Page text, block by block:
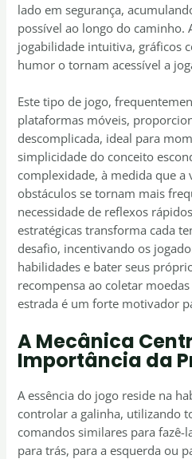
lado em segurança,
possível ao longo do caminho.
jogabilidade intuitiva, gráficos
humor o tornam acessível a
Este tipo de jogo,
plataformas móveis,
descomplicada, ideal para
simplicidade do conceito
complexidade, à medida que a
obstáculos se tornam mais
necessidade de reflexos
estratégicas transforma cada
desafio, incentivando os
habilidades e bater seus
recompensa ao coletar
estrada é um forte motivador
A Mecânica
Importância da
A essência do jogo reside na
controlar a galinha, utilizando
comandos similares para fazê-
para trás, para a esquerda ou